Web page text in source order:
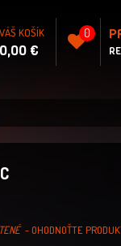
VÁŠ KOŠÍK
0,00 €
0
- OHODNOŤTE